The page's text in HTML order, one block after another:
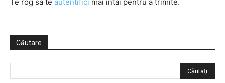
Te rog să te autentifici mai întâi pentru a trimite.
Căutare